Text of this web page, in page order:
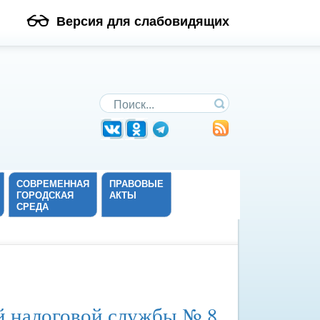
Версия для слабовидящих
Поиск по сайту
СОВРЕМЕННАЯ
ГОРОДСКАЯ
СРЕДА
ПРАВОВЫЕ
АКТЫ